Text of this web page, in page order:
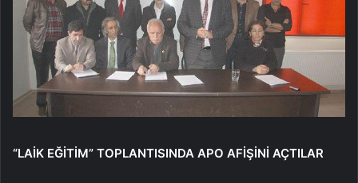
“LAİK EĞİTİM” TOPLANTISINDA APO AFİŞİNİ AÇTILAR